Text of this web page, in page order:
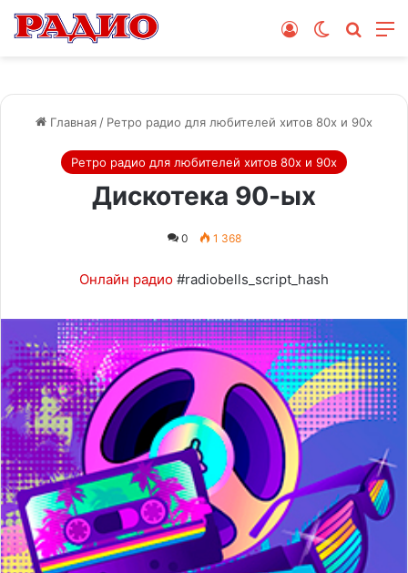
Switch skin
Войти
Главная / Ретро радио для любителей хитов 80х и 90х
Ретро радио для любителей хитов 80х и 90х
Дискотека 90-ых
0 1 368
Онлайн радио #radiobells_script_hash